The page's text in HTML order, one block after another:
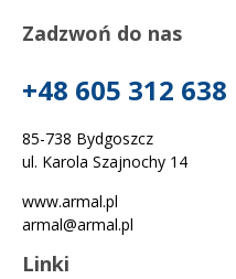
Zadzwoń do nas
+48 605 312 638
85-738 Bydgoszcz
ul. Karola Szajnochy 14
www.armal.pl
armal@armal.pl
Linki